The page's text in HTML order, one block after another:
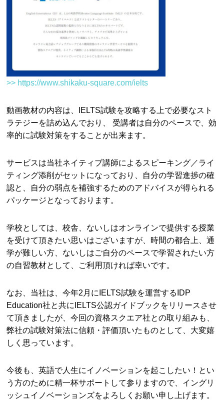
>> https://www.shikaku-square.com/ielts
動画教材の内容は、IELTS試験を攻略する上で必要なスト
ラテジーを詰め込んでおり、 受講者は自分のペースで、効
率的に試験対策をすることが出来ます。
サービスは当社ネイティブ講師によるスピーキング／ライ
ティング添削がセットになっており、自分の学習進捗の確
認と、自分の弱点を補強するためのアドバイスが得られる
パッケージとなっております。
学校としては、校舎、ないしはオンラインで提供する授業
を受けて頂きたい思いはございますが、時間の都合上、通
学が難しい方、ないしはご自分のペースで学習されたい方
の自習教材として、ご利用頂ければ幸いです。
なお、当社は、今年2月にIELTS試験を運営するIDP
Education社と共にIELTS公認ガイドブックをリリースさせ
て頂きましたが、今回の資格スクエア社との取り組みも、
弊社の試験対策法に信頼・評価頂いたものとして、大変嬉
しく思っています。
今後も、英語で人生にイノベーションを起こしたい！とい
う方のために精一杯サポートして参りますので、イングリ
ッシュイノベーションズをよろしくお願い申し上げます。